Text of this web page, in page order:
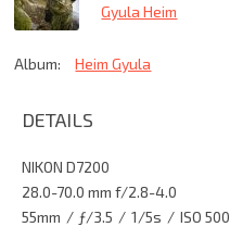
Gyula Heim
Album: Heim Gyula
DETAILS
NIKON D7200
28.0-70.0 mm f/2.8-4.0
55mm / ƒ/3.5 / 1/5s / ISO 500